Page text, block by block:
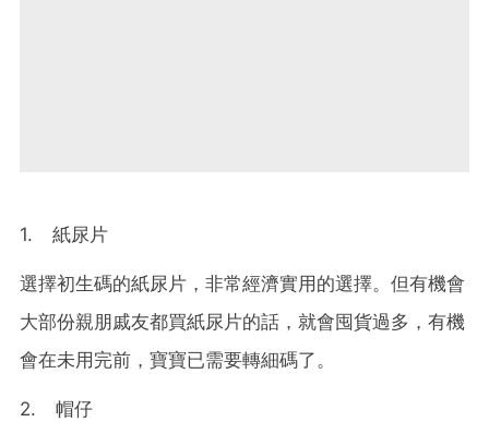
1. 紙尿片
選擇初生碼的紙尿片，非常經濟實用的選擇。但有機會
大部份親朋戚友都買紙尿片的話，就會囤貨過多，有機
會在未用完前，寶寶已需要轉細碼了。
2. 帽仔